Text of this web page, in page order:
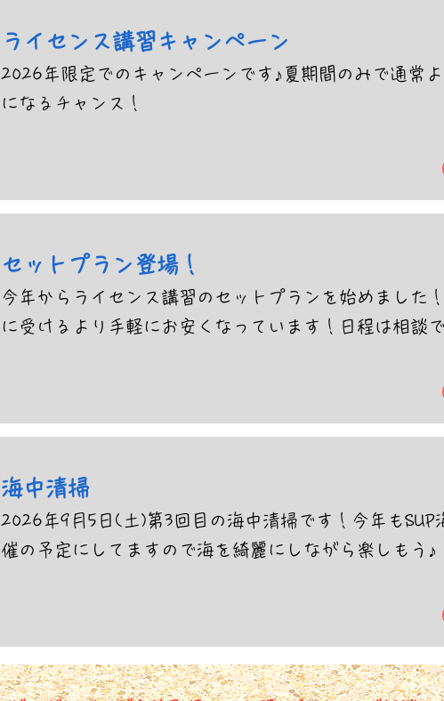
ライセンス講習キャンペーン
2026年限定でのキャンペーンです♪夏期間のみで通常
になるチャンス！
セットプラン登場！
今年からライセンス講習のセットプランを始めました！
に受けるより手軽にお安くなっています！日程は相談
海中清掃
2026年9月5日(土)第3回目の海中清掃です！今年もSUP
催の予定にしてますので海を綺麗にしながら楽しもう♪